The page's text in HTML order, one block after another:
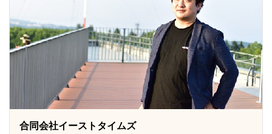
合同会社イーストタイムズ